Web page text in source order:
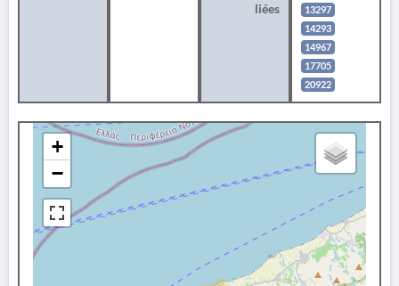
liées
13297
14293
14967
17705
20922
+
−